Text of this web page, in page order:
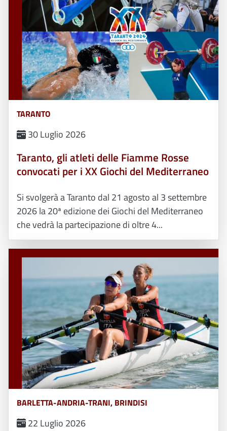
TARANTO
30 Luglio 2026
Taranto, gli atleti delle Fiamme Rosse
convocati per i XX Giochi del Mediterraneo
Si svolgerà a Taranto dal 21 agosto al 3 settembre
2026 la 20ª edizione dei Giochi del Mediterraneo
che vedrà la partecipazione di oltre 4...
BARLETTA-ANDRIA-TRANI, BRINDISI
22 Luglio 2026